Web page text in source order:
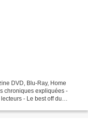
DVD, Blu-Ray, Home
chroniques expliquées -
- Le best off du